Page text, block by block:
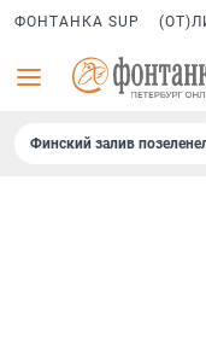
ФОНТАНКА SUP
Финский залив